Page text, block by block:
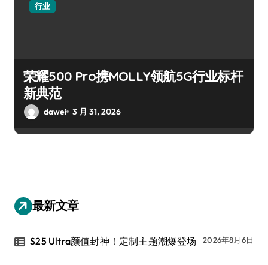
行业
荣耀500 Pro携MOLLY领航5G行业标杆
新典范
dawei 3 月 31, 2026
最新文章
S25 Ultra颜值封神！定制主题潮爆登场 2026年8月6日